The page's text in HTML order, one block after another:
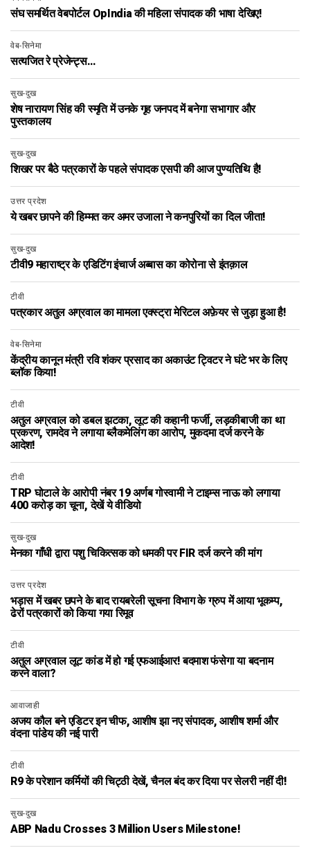
संघ समर्थित वेबपोर्टल OpIndia की महिला संपादक की भाषा देखिए!
वेब-सिनेमा
सत्यजित रे प्रेजेन्ट्स…
सुख-दुख
शेष नारायण सिंह की स्मृति में उनके गृह जनपद में बनेगा सभागार और
पुस्तकालय
सुख-दुख
शिखर पर बैठे पत्रकारों के पहले संपादक एसपी की आज पुण्यतिथि है!
उत्तर प्रदेश
ये खबर छापने की हिम्मत कर अमर उजाला ने कनपुरियों का दिल जीता!
सुख-दुख
टीवी9 महाराष्ट्र के एडिटिंग इंचार्ज अब्बास का कोरोना से इंतक़ाल
टीवी
पत्रकार अतुल अग्रवाल का मामला एक्स्ट्रा मेरिटल अफ़ेयर से जुड़ा हुआ है!
वेब-सिनेमा
केंद्रीय कानून मंत्री रवि शंकर प्रसाद का अकाउंट ट्विटर ने घंटे भर के लिए
ब्लॉक किया!
टीवी
अतुल अग्रवाल को डबल झटका, लूट की कहानी फर्जी, लड़कीबाजी का था
प्रकरण, रामदेव ने लगाया ब्लैकमेलिंग का आरोप, मुकदमा दर्ज करने के
आदेश!
टीवी
TRP घोटाले के आरोपी नंबर 19 अर्णब गोस्वामी ने टाइम्स नाऊ को लगाया
400 करोड़ का चूना, देखें ये वीडियो
सुख-दुख
मेनका गाँधी द्वारा पशु चिकित्सक को धमकी पर FIR दर्ज करने की मांग
उत्तर प्रदेश
भड़ास में खबर छपने के बाद रायबरेली सूचना विभाग के ग्रुप में आया भूकम्प,
ढेरों पत्रकारों को किया गया रिमूव
टीवी
अतुल अग्रवाल लूट कांड में हो गई एफआईआर! बदमाश फंसेगा या बदनाम
करने वाला?
आवाजाही
अजय कौल बने एडिटर इन चीफ, आशीष झा नए संपादक, आशीष शर्मा और
वंदना पांडेय की नई पारी
टीवी
R9 के परेशान कर्मियों की चिट्ठी देखें, चैनल बंद कर दिया पर सेलरी नहीं दी!
सुख-दुख
ABP Nadu Crosses 3 Million Users Milestone!